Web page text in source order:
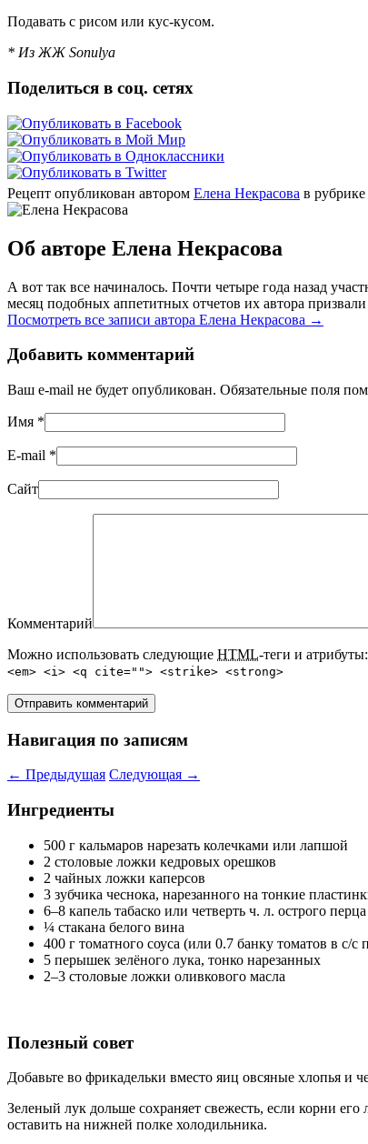
Подавать с рисом или кус-кусом.
* Из ЖЖ Sonulya
Поделиться в соц. сетях
Рецепт опубликован автором Елена Некрасова в рубрике
Об авторе Елена Некрасова
А вот так все начиналось. Почти четыре года назад
месяц подобных аппетитных отчетов их автора
Посмотреть все записи автора Елена Некрасова →
Добавить комментарий
Ваш e-mail не будет опубликован. Обязательные поля
Имя *
E-mail *
Сайт
Комментарий
Можно использовать следующие HTML-теги и атрибуты:
<em> <i> <q cite=""> <strike> <strong>
Навигация по записям
← Предыдущая Следующая →
Ингредиенты
500 г кальмаров нарезать колечками или лапшой
2 столовые ложки кедровых орешков
2 чайных ложки каперсов
3 зубчика чеснока, нарезанного на тонкие
6–8 капель табаско или четверть ч. л. острого
¼ стакана белого вина
400 г томатного соуса (или 0.7 банку томатов в с/с
5 перышек зелёного лука, тонко нарезанных
2–3 столовые ложки оливкового масла
Полезный совет
Добавьте во фрикадельки вместо яиц овсяные хлопья и
Зеленый лук дольше сохраняет свежесть, если корни
оставить на нижней полке холодильника.